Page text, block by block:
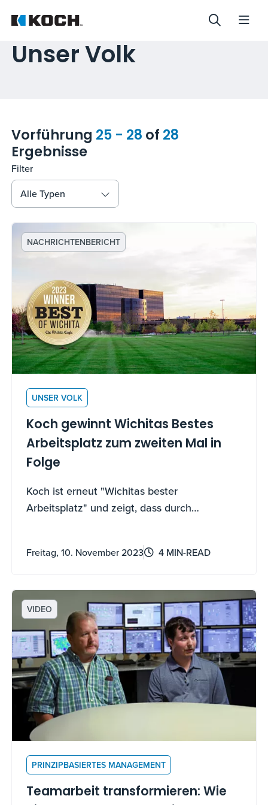
Unser Volk
Vorführung 25 - 28of28
Ergebnisse
Filter
Alle Typen
NACHRICHTENBERICHT
UNSER VOLK
Koch gewinnt Wichitas Bestes
Arbeitsplatz zum zweiten Mal in
Folge
Koch ist erneut "Wichitas bester
Arbeitsplatz" und zeigt, dass durch
ihr Potenzial entfalten und ihren Beitrag zu
können.
Freitag, 10. November 2023 4 MIN-READ
VIDEO
PRINZIPBASIERTES MANAGEMENT
Teamarbeit transformieren: Wie